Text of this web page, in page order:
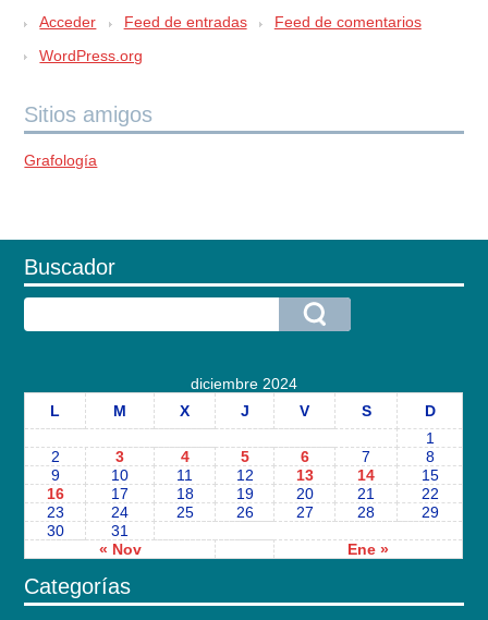
Acceder Feed de entradas
Feed de comentarios
WordPress.org
Sitios amigos
Grafología
Buscador
diciembre 2024
L
M X J V S D
« Nov Ene »
1
2
3 4 5 6 7
8
9
10 11 12 13 14
15
16
17 18 19 20 21
22
23
24 25 26 27 28
29
30
31
Categorías